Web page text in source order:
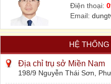
Điện thoại:
Email:
HỆ
Địa chỉ trụ sở Miền Nam
198/9 Nguyễn Thái Sơn,